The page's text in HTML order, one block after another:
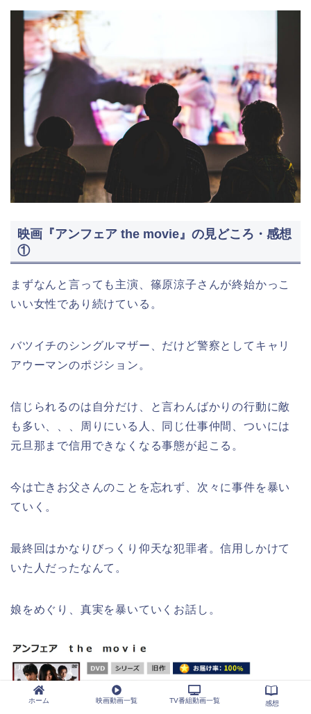
映画『アンフェア the movie』の見どころ・感想
①
まずなんと言っても主演、篠原涼子さんが終始かっこ
いい女性であり続けている。
バツイチのシングルマザー、だけど警察としてキャリ
アウーマンのポジション。
信じられるのは自分だけ、と言わんばかりの行動に敵
も多い、、、周りにいる人、同じ仕事仲間、ついには
元旦那まで信用できなくなる事態が起こる。
今は亡きお父さんのことを忘れず、次々に事件を暴い
ていく。
最終回はかなりびっくり仰天な犯罪者。信用しかけて
いた人だったなんて。
娘をめぐり、真実を暴いていくお話し。
ホーム 映画動画一覧 TV番組動画一覧 感想